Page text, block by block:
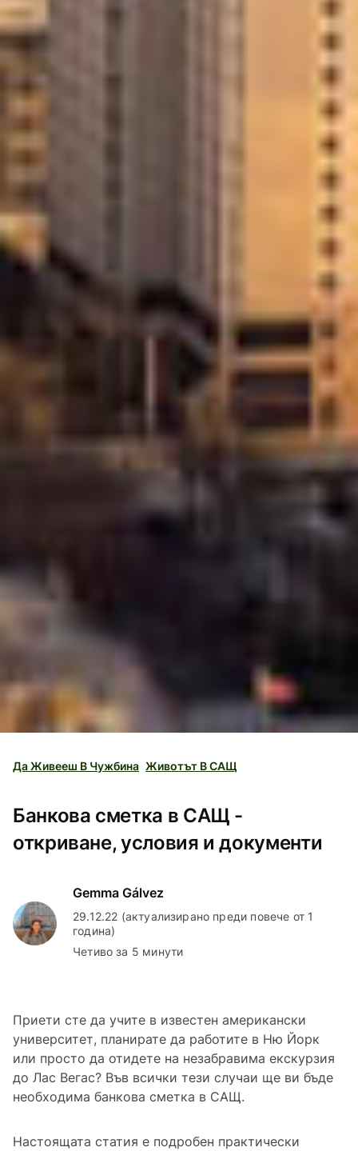
Да Живееш В Чужбина Животът В САЩ
Банкова сметка в САЩ -
откриване, условия и документи
Gemma Gálvez
29.12.22 (актуализирано преди повече от 1
година)
Четиво за 5 минути
Приети сте да учите в известен американски
университет, планирате да работите в Ню Йорк
или просто да отидете на незабравима екскурзия
до Лас Вегас? Във всички тези случаи ще ви бъде
необходима банкова сметка в САЩ.
Настоящата статия е подробен практически